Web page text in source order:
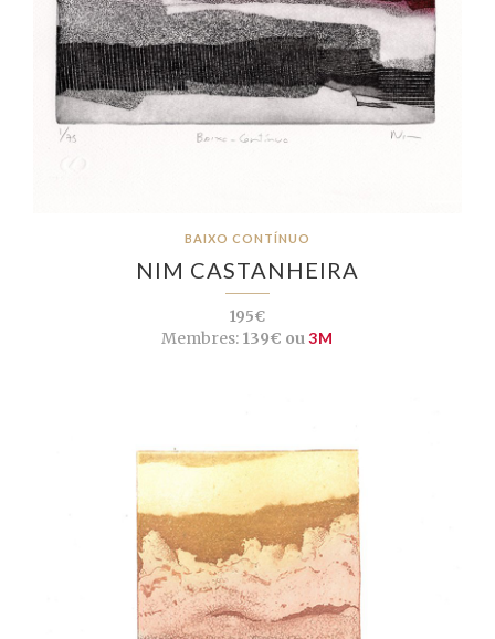
BAIXO CONTÍNUO
NIM CASTANHEIRA
195€
Membres: 139€ ou3M